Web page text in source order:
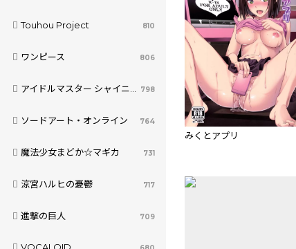
Touhou Project 810
ワンピース 806
アイドルマスター シャイニーカラーズ 798
ソードアート・オンライン 764
魔法少女まどか☆マギカ 731
涼宮ハルヒの憂鬱 717
進撃の巨人 709
みくとアプリ